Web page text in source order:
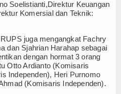
Soelistianti,Direktur Keuangan
Komersial dan Teknik:
juga mengangkat Fachry
dan Sjahrian Harahap sebagai
dengan hormat 3 orang
Otto Ardianto (Komisaris
Independen), Heri Purnomo
(Komisaris Independen).